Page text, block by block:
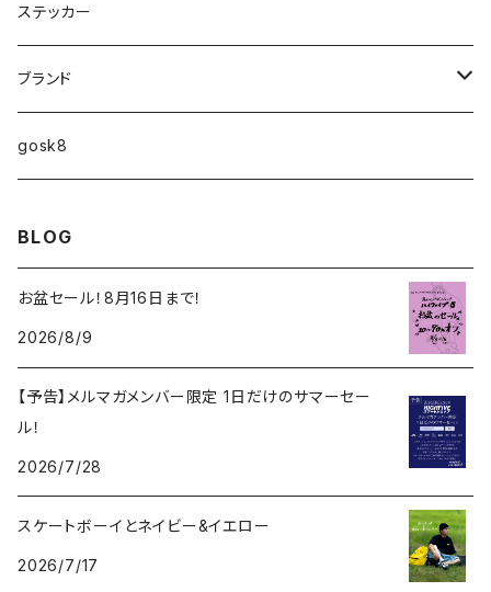
9.2インチ
10インチ
ファンシェイプ
ステッカー
ブランド
HIGHFIVE
MELLOW CONCAVE LOVERS CLUB
DISQUALIFYING FOUL
ISHOD TENNIS BALL COLLECTION
NIKE SB FC COLLECTION
BLAZER MID
ANTI HERO
CHOCOLATE
gosk8
BLOG
お盆セール！8月16日まで！
2026/8/9
【予告】メルマガメンバー限定 1日だけのサマーセー
ル！
2026/7/28
スケートボーイとネイビー&イエロー
2026/7/17